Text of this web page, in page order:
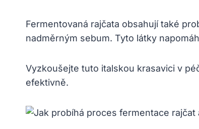
Fermentovaná rajčata obsahují také
nadměrným sebum. Tyto látky
Vyzkoušejte tuto italskou krasavici v
efektivně.